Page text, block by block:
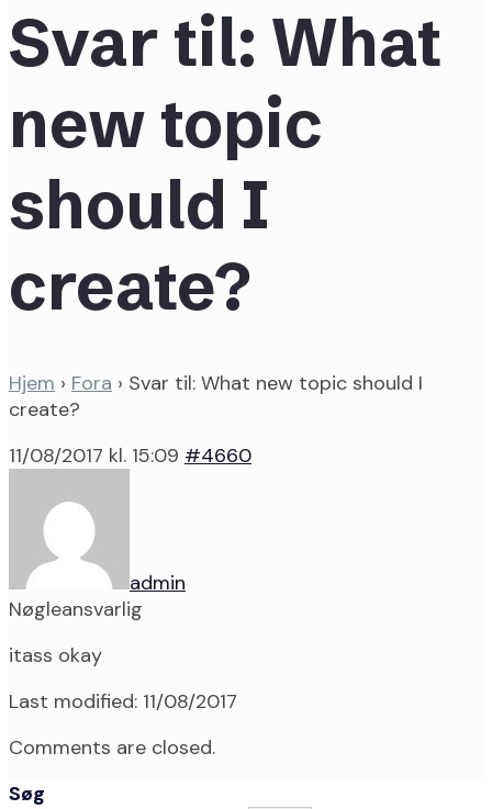
Svar til: What
new topic
should I
create?
Hjem › Fora › Svar til: What new topic should I
create?
11/08/2017 kl. 15:09 #4660
admin
Nøgleansvarlig
itass okay
Last modified: 11/08/2017
Comments are closed.
Søg